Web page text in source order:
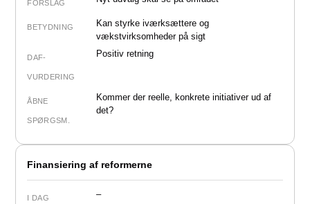
FORSLAG
BETYDNING
Kan styrke iværksættere og
vækstvirksomheder på sigt
DAF-
VURDERING
Positiv retning
ÅBNE
SPØRGSM.
Kommer der reelle, konkrete initiativer ud af
det?
Finansiering af reformerne
I DAG –